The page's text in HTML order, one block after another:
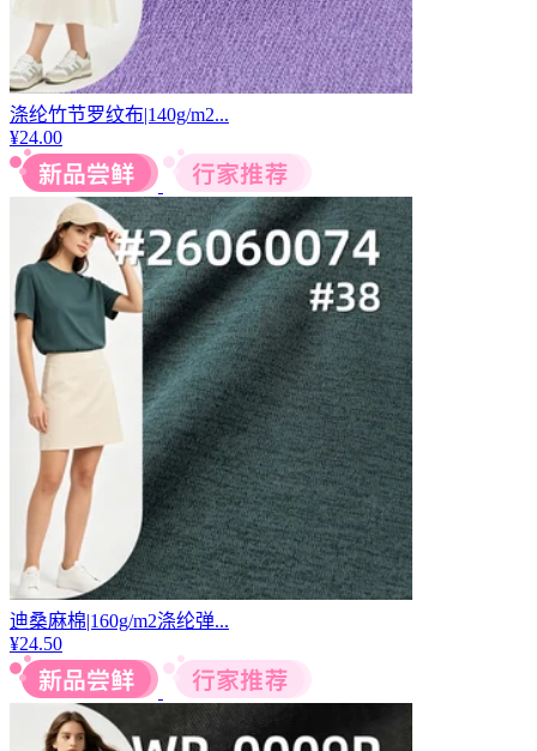
涤纶竹节罗纹布|140g/m2...
¥24.00
迪桑麻棉|160g/m2涤纶弹...
¥24.50